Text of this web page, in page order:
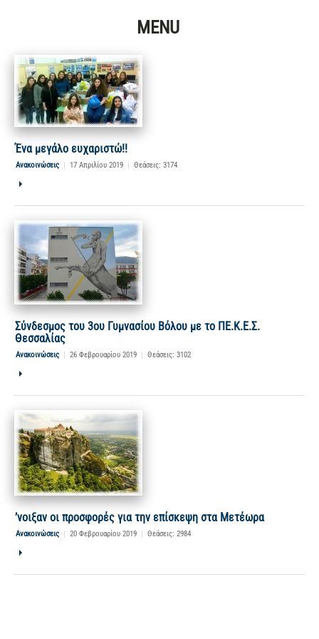
MENU
Ένα μεγάλο ευχαριστώ!!
Ανακοινώσεις | 17 Απριλίου 2019 | Θεάσεις: 3174
Σύνδεσμος του 3ου Γυμνασίου Βόλου με το ΠΕ.Κ.Ε.Σ.
Θεσσαλίας
Ανακοινώσεις | 26 Φεβρουαρίου 2019 | Θεάσεις: 3102
ʼνοιξαν οι προσφορές για την επίσκεψη στα Μετέωρα
Ανακοινώσεις | 20 Φεβρουαρίου 2019 | Θεάσεις: 2984